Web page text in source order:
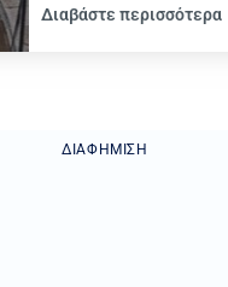
Διαβάστε περισσότερα
ΔΙΑΦΉΜΙΣΗ